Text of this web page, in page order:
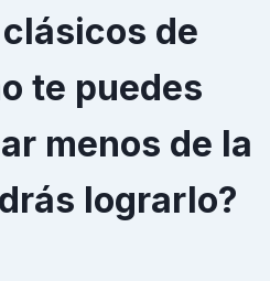
de
te puedes
menos de la
lograrlo?